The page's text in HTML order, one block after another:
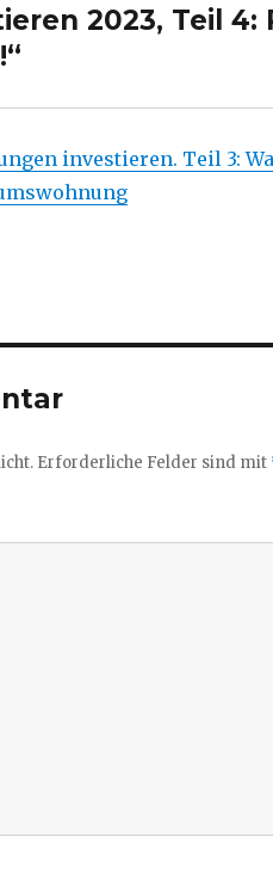
2023, Teil
investieren. Teil 3:
Erforderliche Felder sind mit